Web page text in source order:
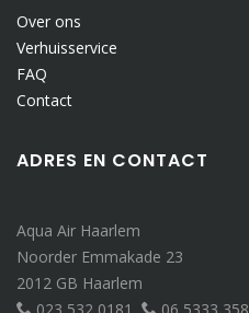
Over ons
Verhuisservice
FAQ
Contact
ADRES EN CONTACT
Aqua Air Haarlem
Noorder Emmakade 23
2012 GB Haarlem